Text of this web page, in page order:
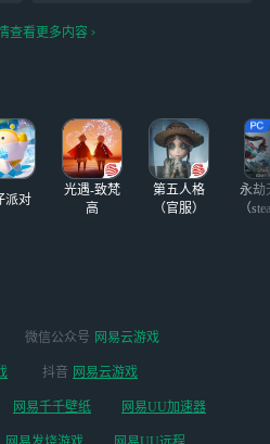
哈哈
查看更多内容
派对
光遇-致梵
高
第五人格
（官服）
永劫
（
微信公众号 网易云游戏
抖音 网易云游戏
网易千千壁纸 网易UU加速器